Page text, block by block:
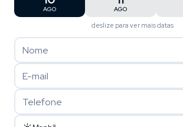
AGO AGO
deslize para ver mais datas